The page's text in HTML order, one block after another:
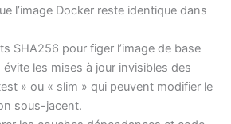
l’image Docker reste identique dans
SHA256 pour figer l’image de base
les mises à jour invisibles des
» ou « slim » qui peuvent modifier le
sous-jacent.